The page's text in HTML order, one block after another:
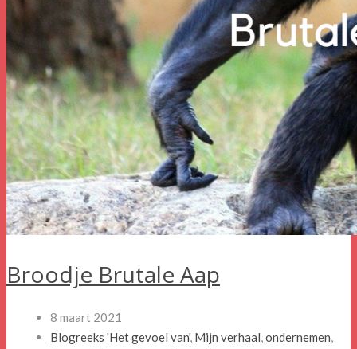
Broodje Brutale Aap
8 maart 2021
Blogreeks 'Het gevoel van', Mijn verhaal,ondernemen,